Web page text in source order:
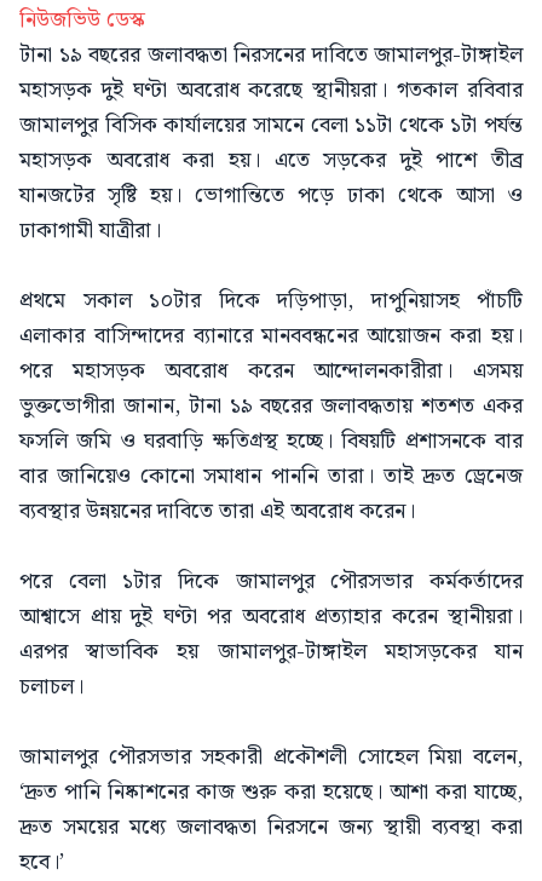
নিউজভিউ ডেস্ক
টানা ১৯ বছরের জলাবদ্ধতা নিরসনের দাবিতে জামালপুর-টাঙ্গাইল
মহাসড়ক দুই ঘণ্টা অবরোধ করেছে স্থানীয়রা। গতকাল রবিবার
জামালপুর বিসিক কার্যালয়ের সামনে বেলা ১১টা থেকে ১টা পর্যন্ত
মহাসড়ক অবরোধ করা হয়। এতে সড়কের দুই পাশে তীব্র
যানজটের সৃষ্টি হয়। ভোগান্তিতে পড়ে ঢাকা থেকে আসা ও
ঢাকাগামী যাত্রীরা।
প্রথমে সকাল ১০টার দিকে দড়িপাড়া, দাপুনিয়াসহ পাঁচটি
এলাকার বাসিন্দাদের ব্যানারে মানববন্ধনের আয়োজন করা হয়।
পরে মহাসড়ক অবরোধ করেন আন্দোলনকারীরা। এসময়
ভুক্তভোগীরা জানান, টানা ১৯ বছরের জলাবদ্ধতায় শতশত একর
ফসলি জমি ও ঘরবাড়ি ক্ষতিগ্রস্থ হচ্ছে। বিষয়টি প্রশাসনকে বার
বার জানিয়েও কোনো সমাধান পাননি তারা। তাই দ্রুত ড্রেনেজ
ব্যবস্থার উন্নয়নের দাবিতে তারা এই অবরোধ করেন।
পরে বেলা ১টার দিকে জামালপুর পৌরসভার কর্মকর্তাদের
আশ্বাসে প্রায় দুই ঘণ্টা পর অবরোধ প্রত্যাহার করেন স্থানীয়রা।
এরপর স্বাভাবিক হয় জামালপুর-টাঙ্গাইল মহাসড়কের যান
চলাচল।
জামালপুর পৌরসভার সহকারী প্রকৌশলী সোহেল মিয়া বলেন,
‘দ্রুত পানি নিষ্কাশনের কাজ শুরু করা হয়েছে। আশা করা যাচ্ছে,
দ্রুত সময়ের মধ্যে জলাবদ্ধতা নিরসনে জন্য স্থায়ী ব্যবস্থা করা
হবে।’